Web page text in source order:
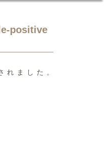
positive
れました。